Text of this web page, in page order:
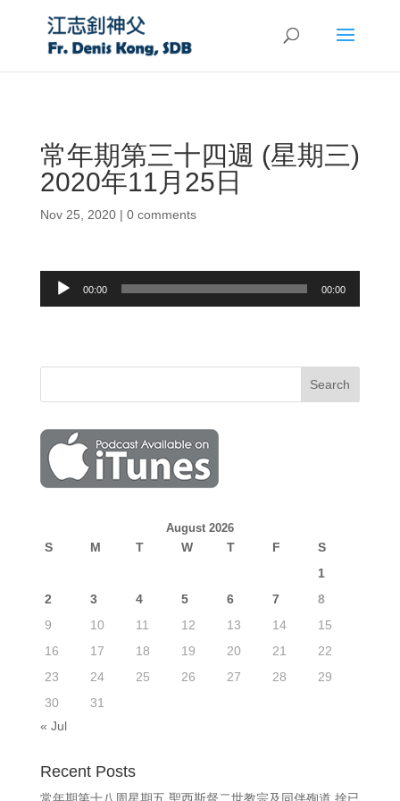
常年期第三十四週 (星期三)
2020年11月25日
Nov 25, 2020| 0 comments
Audio
00:00 00:00
August 2026
S M T W T F
S
1
2
3 4 5 6 7
8
9
10 11 12 13 14
15
16
17 18 19 20 21
22
23
24 25 26 27 28
29
30
31
« Jul
Recent Posts